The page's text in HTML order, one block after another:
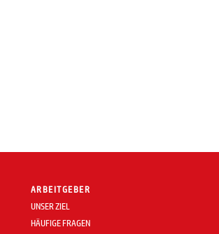
ARBEITGEBER
UNSER ZIEL
HÄUFIGE FRAGEN